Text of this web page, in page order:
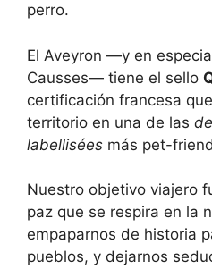
perro.
El Aveyron —y en
Causses— tiene el sello
certificación francesa
territorio en una de las
labellisées más pet-
Nuestro objetivo viajero
paz que se respira en la
empaparnos de historia
pueblos, y dejarnos